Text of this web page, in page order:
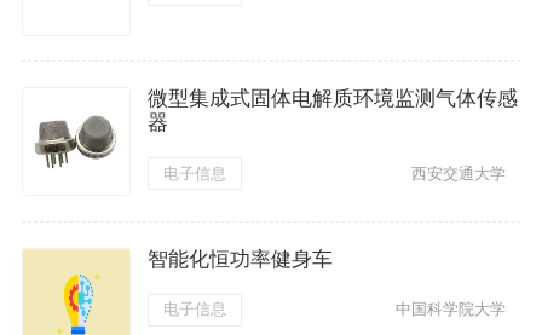
微型集成式固体电解质环境监测气体传感
器
电子信息 西安交通大学
智能化恒功率健身车
电子信息 中国科学院大学